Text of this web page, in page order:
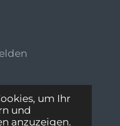
um Ihr
und
anzuzeigen.